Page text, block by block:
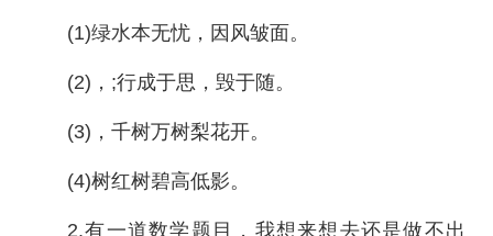
(1)绿水本无忧，因风皱面。
(2)，;行成于思，毁于随。
(3)，千树万树梨花开。
(4)树红树碧高低影。
2.有一道数学题目，我想来想去还是做不出